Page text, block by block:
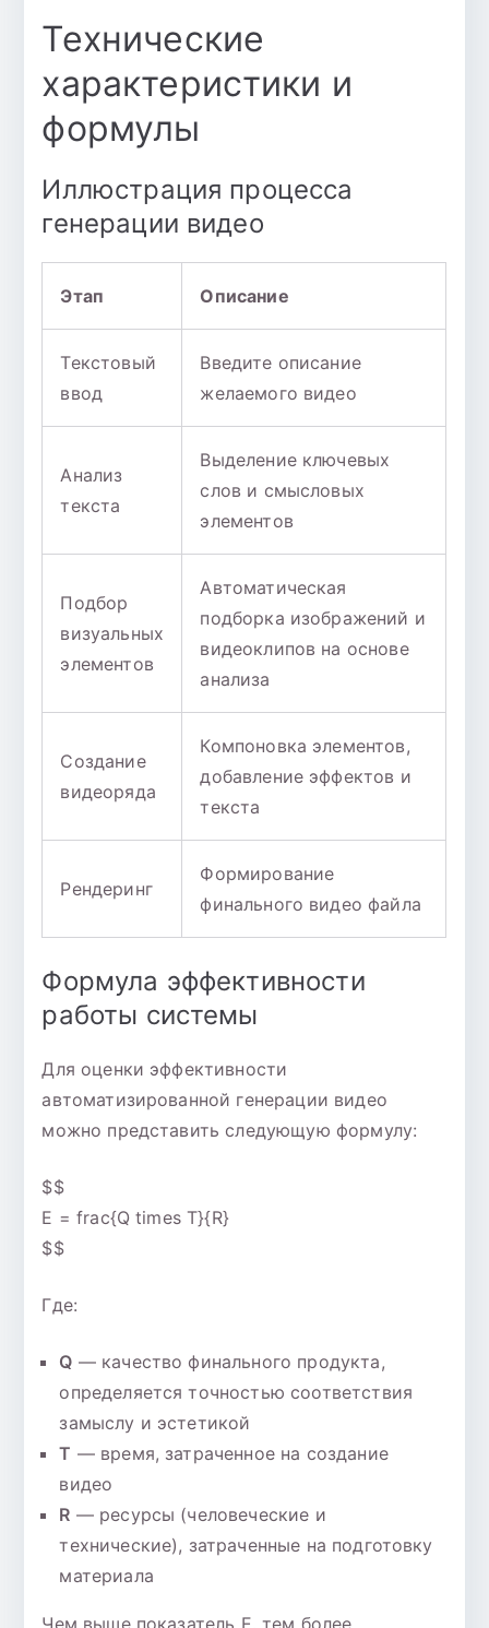
Технические
характеристики и
формулы
Иллюстрация процесса
генерации видео
Этап Описание
Текстовый
ввод
Введите описание
желаемого видео
Анализ
текста
Выделение ключевых
слов и смысловых
элементов
Подбор
визуальных
элементов
Автоматическая
подборка изображений и
видеоклипов на основе
анализа
Создание
видеоряда
Компоновка элементов,
добавление эффектов и
текста
Рендеринг
Формирование
финального видео файла
Формула эффективности
работы системы
Для оценки эффективности
автоматизированной генерации видео
можно представить следующую формулу:
$$
E = frac{Q times T}{R}
$$
Где:
Q — качество финального продукта,
определяется точностью соответствия
замыслу и эстетикой
T — время, затраченное на создание
видео
R — ресурсы (человеческие и
технические), затраченные на подготовку
материала
Чем выше показатель E, тем более